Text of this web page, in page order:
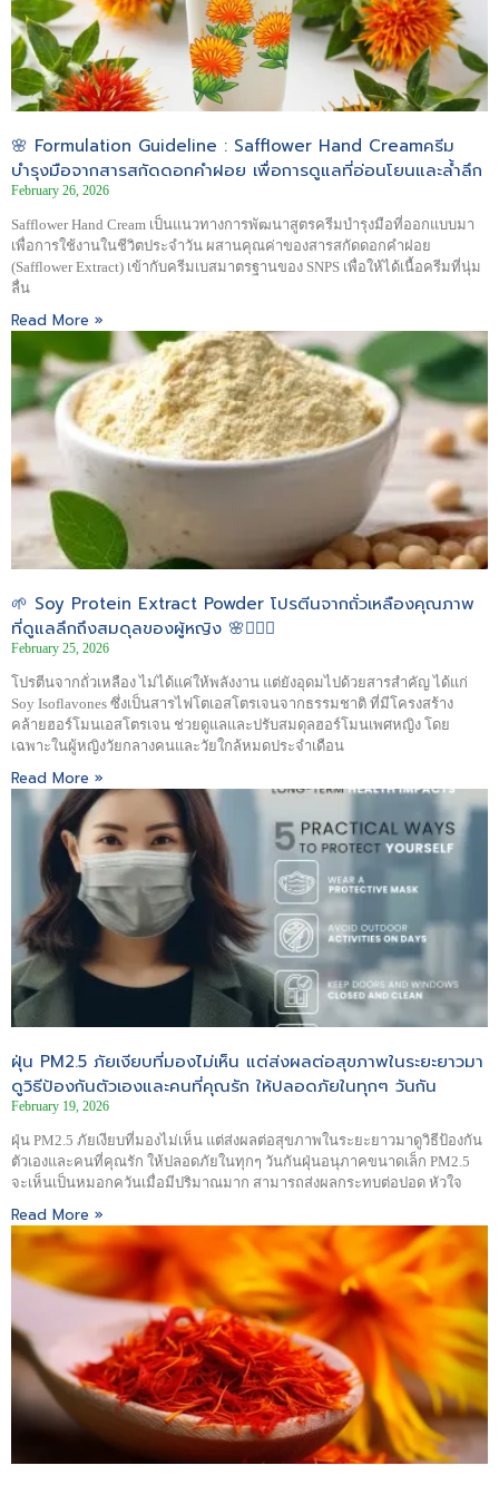
🌸 Formulation Guideline : Safflower Hand Creamครีม
บำรุงมือจากสารสกัดดอกคำฝอย เพื่อการดูแลที่อ่อนโยนและล้ำลึก
February 26, 2026
Safflower Hand Cream เป็นแนวทางการพัฒนาสูตรครีมบำรุงมือที่ออกแบบมา
เพื่อการใช้งานในชีวิตประจำวัน ผสานคุณค่าของสารสกัดดอกคำฝอย
(Safflower Extract) เข้ากับครีมเบสมาตรฐานของ SNPS เพื่อให้ได้เนื้อครีมที่นุ่ม
ลื่น
Read More »
🌱 Soy Protein Extract Powder โปรตีนจากถั่วเหลืองคุณภาพ
ที่ดูแลลึกถึงสมดุลของผู้หญิง 🌸🙆🏻‍♀️
February 25, 2026
โปรตีนจากถั่วเหลือง ไม่ได้แค่ให้พลังงาน แต่ยังอุดมไปด้วยสารสำคัญ ได้แก่
Soy Isoflavones ซึ่งเป็นสารไฟโตเอสโตรเจนจากธรรมชาติ ที่มีโครงสร้าง
คล้ายฮอร์โมนเอสโตรเจน ช่วยดูแลและปรับสมดุลฮอร์โมนเพศหญิง โดย
เฉพาะในผู้หญิงวัยกลางคนและวัยใกล้หมดประจำเดือน
Read More »
ฝุ่น PM2.5 ภัยเงียบที่มองไม่เห็น แต่ส่งผลต่อสุขภาพในระยะยาวมา
ดูวิธีป้องกันตัวเองและคนที่คุณรัก ให้ปลอดภัยในทุกๆ วันกัน
February 19, 2026
ฝุ่น PM2.5 ภัยเงียบที่มองไม่เห็น แต่ส่งผลต่อสุขภาพในระยะยาวมาดูวิธีป้องกัน
ตัวเองและคนที่คุณรัก ให้ปลอดภัยในทุกๆ วันกันฝุ่นอนุภาคขนาดเล็ก PM2.5
จะเห็นเป็นหมอกควันเมื่อมีปริมาณมาก สามารถส่งผลกระทบต่อปอด หัวใจ
Read More »